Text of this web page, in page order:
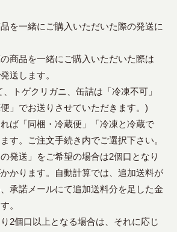
品を一緒にご購入いただいた際の発送に
商品を一緒にご購入いただいた際は
送します。
トゲクリガニ、缶詰は「冷凍不可」
」でお送りさせていただきます。)
ば「同梱・冷蔵便」「冷凍と冷蔵で
す。ご注文手続き内でご選択下さい。
発送」をご希望の場合は2個口となり
かります。自動計算では、追加送料が
承諾メールにて追加送料分を足した金
。
2個口以上となる場合は、それに応じ